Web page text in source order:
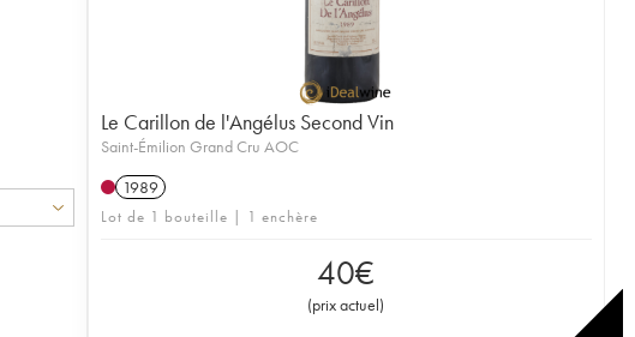
Le Carillon de l'Angélus Second Vin
Saint-Émilion Grand Cru AOC
1989
Lot de 1 bouteille | 1 enchère
40€
(prix actuel)